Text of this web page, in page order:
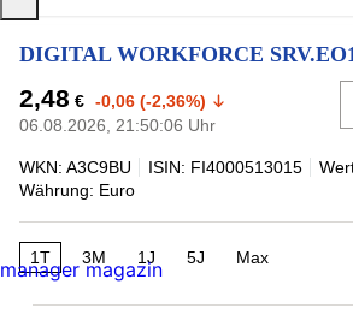
DIGITAL WORKFORCE
2,48 € -0,06 (-2,36%)
06.08.2026, 21:50:06 Uhr
WKN: A3C9BU ISIN: FI4000513015
Währung: Euro
1T 3M 1J 5J Max
manager magazin